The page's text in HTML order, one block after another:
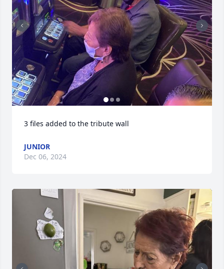
3 files added to the tribute wall
JUNIOR
Dec 06, 2024